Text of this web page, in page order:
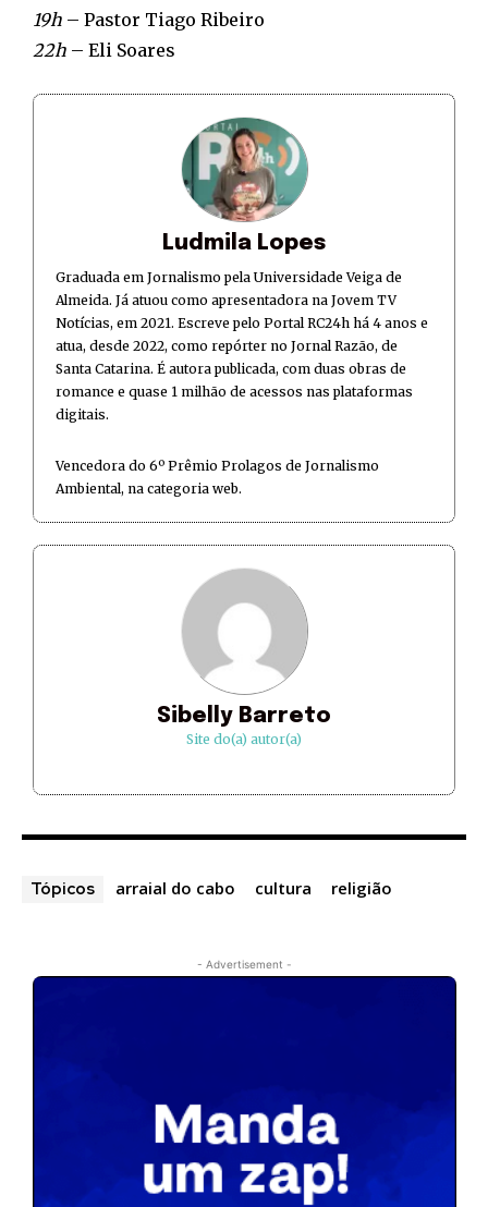
19h – Pastor Tiago Ribeiro
22h – Eli Soares
Ludmila Lopes
Graduada em Jornalismo pela Universidade Veiga de
Almeida. Já atuou como apresentadora na Jovem TV
Notícias, em 2021. Escreve pelo Portal RC24h há 4 anos e
atua, desde 2022, como repórter no Jornal Razão, de
Santa Catarina. É autora publicada, com duas obras de
romance e quase 1 milhão de acessos nas plataformas
digitais.
Vencedora do 6º Prêmio Prolagos de Jornalismo
Ambiental, na categoria web.
Sibelly Barreto
Site do(a) autor(a)
Tópicos arraial do cabo cultura religião
- Advertisement -